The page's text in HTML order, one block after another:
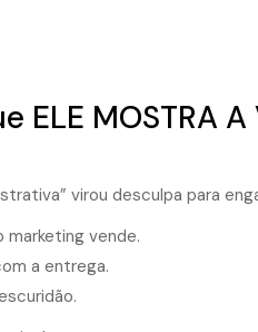
MOSTRA A
virou desculpa para
marketing vende.
a entrega.